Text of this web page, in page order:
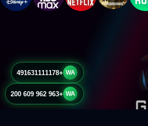
WA
+491631111178
WA
+963 962 609 200